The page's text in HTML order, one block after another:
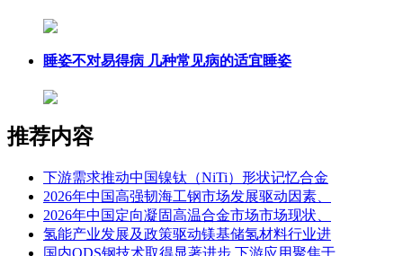
睡姿不对易得病 几种常见病的适宜睡姿
推荐内容
下游需求推动中国镍钛（NiTi）形状记忆合金
2026年中国高强韧海工钢市场发展驱动因素、
2026年中国定向凝固高温合金市场市场现状、
氢能产业发展及政策驱动镁基储氢材料行业进